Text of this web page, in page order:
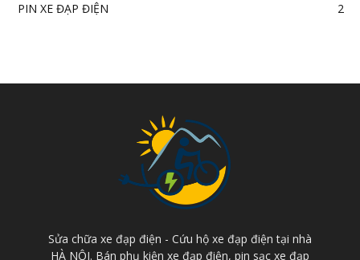
PIN XE ĐẠP ĐIỆN
2
Sửa chữa xe đạp điện - Cứu hộ xe đạp điện tại nhà
HÀ NỘI. Bán phụ kiện xe đạp điện, pin sạc xe đạp